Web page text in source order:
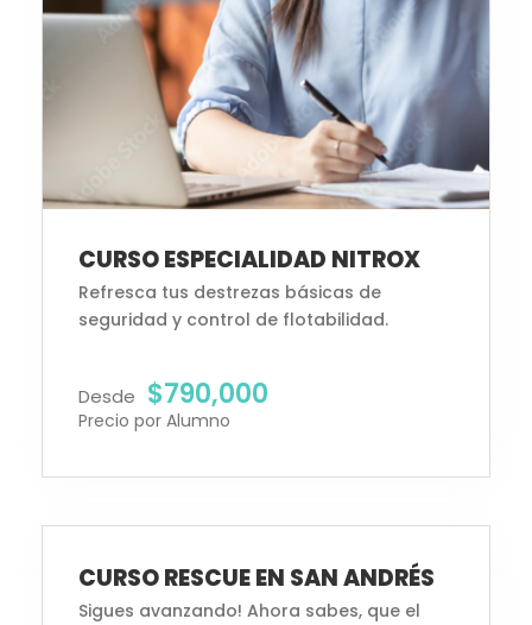
CURSO ESPECIALIDAD NITROX
Desde $790,000
Precio por Alumno
Refresca tus destrezas básicas de
seguridad y control de flotabilidad.
Inscripciones Abiertas
CURSO RESCUE EN SAN ANDRÉS
Sigues avanzando! Ahora sabes, que el